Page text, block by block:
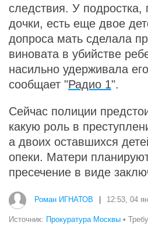
следствия. У
дочки, есть еще двое
допроса мать сделала
виновата в убийстве
насильно удерживала
сообщает "Радио 1".
Сейчас полиции
какую роль в
а двоих оставшихся
опеки. Матери
пресечение в виде
Роман ИГНАТОВ 12:53, 04
Источник: Прокуратура Москвы •